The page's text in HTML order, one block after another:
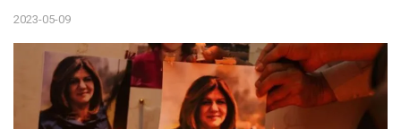
2023-05-09